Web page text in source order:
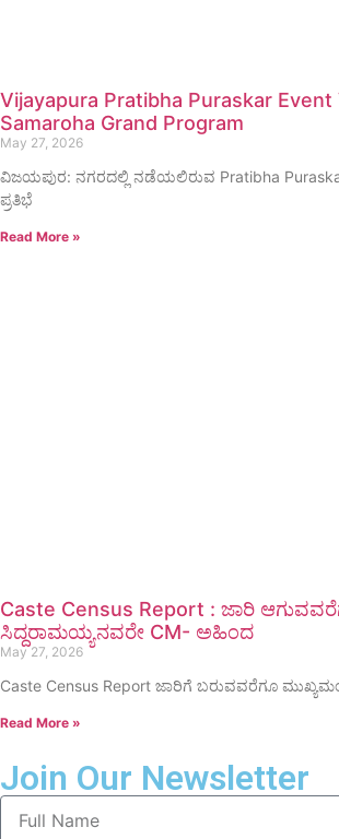
Vijayapura Pratibha Puraskar
Samaroha Grand Program
May 27, 2026
ವಿಜಯಪುರ: ನಗರದಲ್ಲಿ ನಡೆಯಲಿರುವ Pratibha
ಪ್ರತಿಭೆ
Read More »
Caste Census Report : ಜಾರಿ
ಸಿದ್ದರಾಮಯ್ಯನವರೇ CM- ಅಹಿಂದ
May 27, 2026
Caste Census Report ಜಾರಿಗೆ ಬರುವವರೆಗೂ
Read More »
Join Our Newsletter